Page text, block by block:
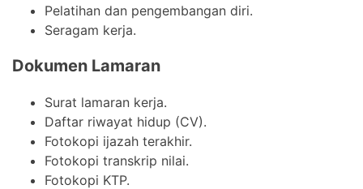
Pelatihan dan pengembangan diri.
Seragam kerja.
Dokumen Lamaran
Surat lamaran kerja.
Daftar riwayat hidup (CV).
Fotokopi ijazah terakhir.
Fotokopi transkrip nilai.
Fotokopi KTP.